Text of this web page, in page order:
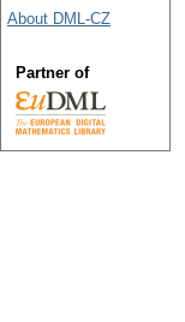
About DML-CZ
Partner of